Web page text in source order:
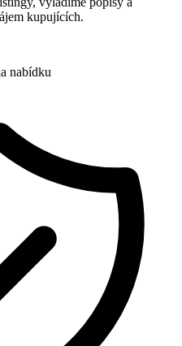
kupujících.
nabídku